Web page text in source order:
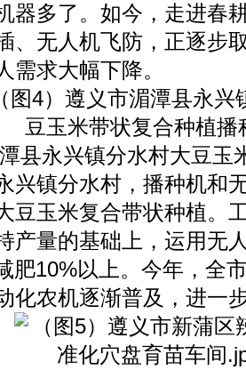
多了。如今，走进春
、无人机飞防，正逐步
需求大幅下降。
永兴镇分水村大豆玉
镇分水村，播种机和
豆玉米复合带状种植。
产量的基础上，运用无
肥10%以上。今年，全
化农机逐渐普及，进一